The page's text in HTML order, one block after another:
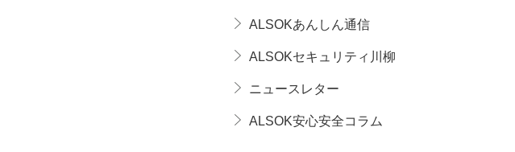
ALSOKあんしん通信
ALSOKセキュリティ川柳
ニュースレター
ALSOK安心安全コラム